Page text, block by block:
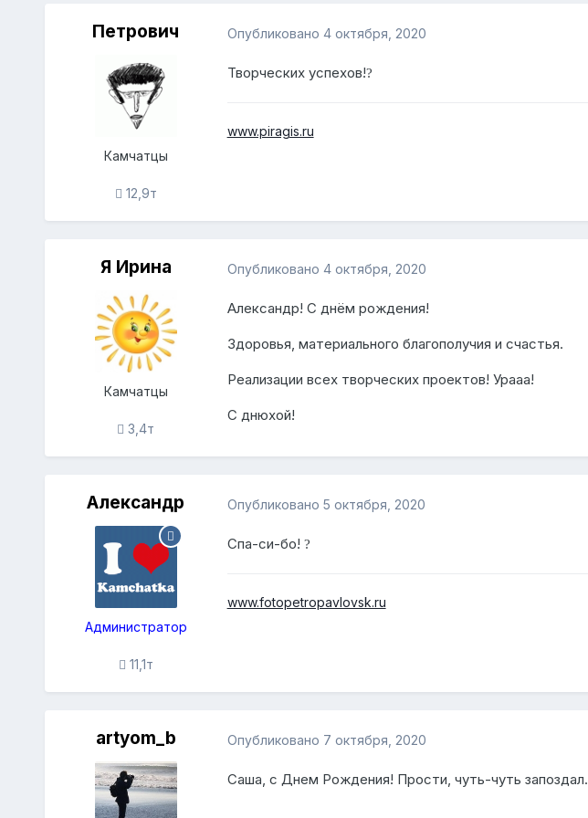
Петрович
Камчатцы
12,9т
Опубликовано 4 октября, 2020
Творческих успехов!?
www.piragis.ru
Я Ирина
Камчатцы
3,4т
Опубликовано 4 октября, 2020
Александр! С днём рождения!
Здоровья, материального благополучия и счастья.
Реализации всех творческих проектов! Урааа!
С днюхой!
Александр
Администратор
11,1т
Опубликовано 5 октября, 2020
Спа-си-бо! ?
www.fotopetropavlovsk.ru
artyom_b Опубликовано 7 октября, 2020
Саша, с Днем Рождения! Прости, чуть-чуть запоздал.